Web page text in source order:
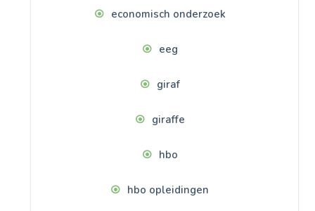
economisch onderzoek
eeg
giraf
giraffe
hbo
hbo opleidingen